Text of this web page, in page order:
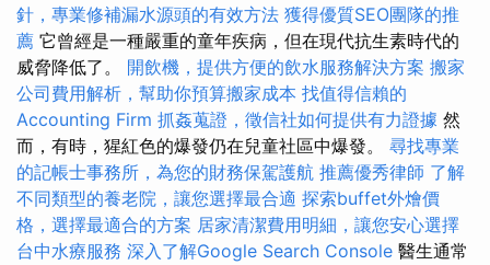
針，專業修補漏水源頭的有效方法 獲得優質SEO團隊的推
薦 它曾經是一種嚴重的童年疾病，但在現代抗生素時代的
威脅降低了。 開飲機，提供方便的飲水服務解決方案 搬家
公司費用解析，幫助你預算搬家成本 找值得信賴的
Accounting Firm 抓姦蒐證，徵信社如何提供有力證據 然
而，有時，猩紅色的爆發仍在兒童社區中爆發。 尋找專業
的記帳士事務所，為您的財務保駕護航 推薦優秀律師 了解
不同類型的養老院，讓您選擇最合適 探索buffet外燴價
格，選擇最適合的方案 居家清潔費用明細，讓您安心選擇
台中水療服務 深入了解Google Search Console 醫生通常